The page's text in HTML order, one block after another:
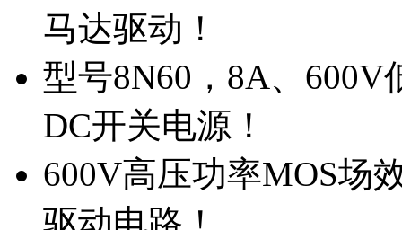
马达驱动！
型号8N60，8A、
DC开关电源！
600V高压功率MOS场